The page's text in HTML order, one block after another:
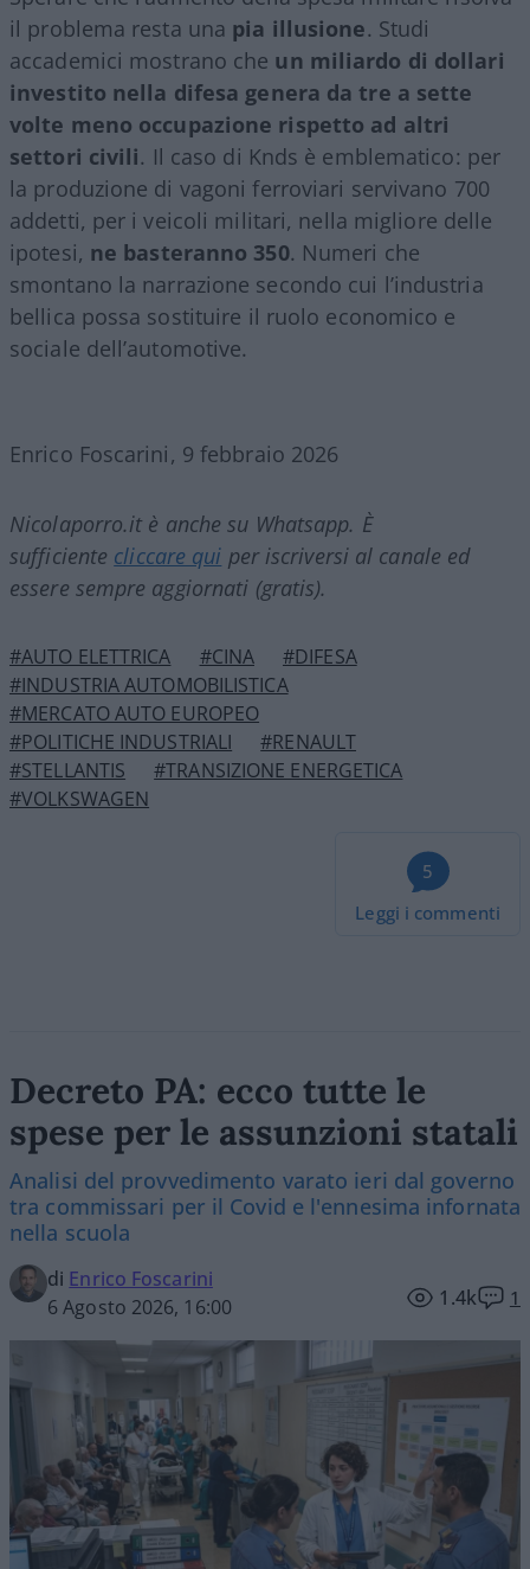
il problema resta una pia illusione. Studi
accademici mostrano che un miliardo di dollari
investito nella difesa genera da tre a sette
volte meno occupazione rispetto ad altri
settori civili. Il caso di Knds è emblematico: per
la produzione di vagoni ferroviari servivano 700
addetti, per i veicoli militari, nella migliore delle
ipotesi, ne basteranno 350. Numeri che
smontano la narrazione secondo cui l’industria
bellica possa sostituire il ruolo economico e
sociale dell’automotive.
Enrico Foscarini, 9 febbraio 2026
Nicolaporro.it è anche su Whatsapp. È
sufficiente cliccare qui per iscriversi al canale ed
essere sempre aggiornati (gratis).
#AUTO ELETTRICA #CINA
#DIFESA
#INDUSTRIA AUTOMOBILISTICA
#MERCATO AUTO EUROPEO
#POLITICHE INDUSTRIALI
#RENAULT
#STELLANTIS
#TRANSIZIONE ENERGETICA
#VOLKSWAGEN
5
Leggi i commenti
Decreto PA: ecco tutte le
spese per le assunzioni statali
Analisi del provvedimento varato ieri dal governo
tra commissari per il Covid e l'ennesima infornata
nella scuola
di Enrico Foscarini
6 Agosto 2026, 16:00
1.4k 1